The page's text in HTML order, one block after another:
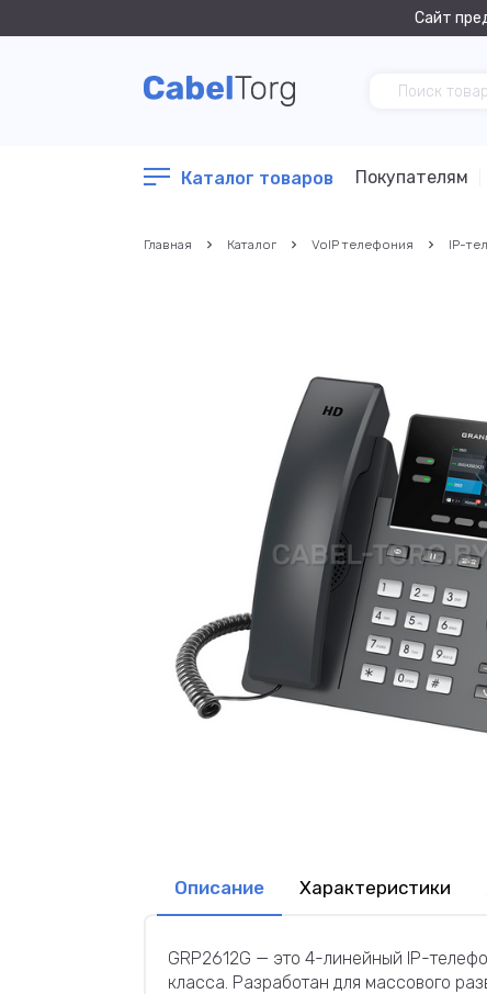
Сайт
Каталог товаров Покупателям
Главная Каталог VoIP телефония IP-
Описание Характеристики
GRP2612G — это 4-линейный IP-
класса. Разработан для массового